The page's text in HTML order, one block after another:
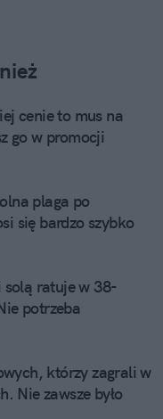
cenie to mus na
go w promocji
plaga po
się bardzo szybko
solą ratuje w 38-
potrzeba
którzy zagrali w
Nie zawsze było